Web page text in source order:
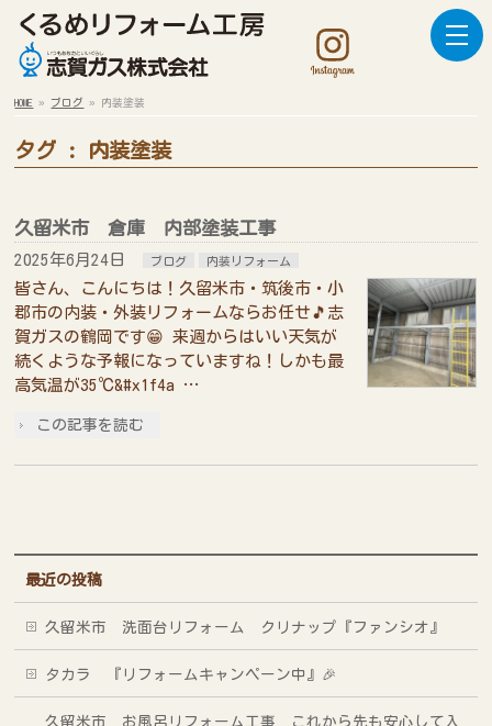
HOME » ブログ » 内装塗装
タグ : 内装塗装
久留米市 倉庫 内部塗装工事
2025年6月24日 ブログ 内装リフォーム
皆さん、こんにちは！久留米市・筑後市・小
郡市の内装・外装リフォームならお任せ🎵志
賀ガスの鶴岡です😁 来週からはいい天気が
続くような予報になっていますね！しかも最
高気温が35℃&#x1f4a …
この記事を読む
最近の投稿
久留米市 洗面台リフォーム クリナップ『ファンシオ』
タカラ 『リフォームキャンペーン中』🎉
久留米市 お風呂リフォーム工事 これから先も安心して入